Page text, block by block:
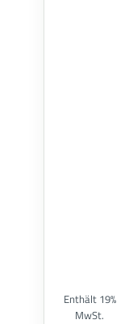
Enthält 19%
MwSt.